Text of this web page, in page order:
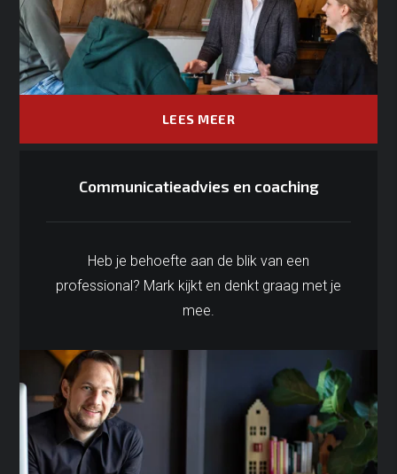
LEES MEER
Communicatieadvies en coaching
Heb je behoefte aan de blik van een
professional? Mark kijkt en denkt graag met je
mee.